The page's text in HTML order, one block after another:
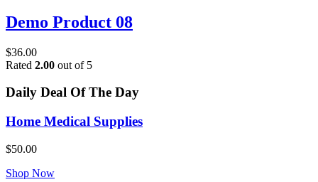
Demo Product 08
$36.00
Rated 2.00 out of 5
Daily Deal Of The Day
Home Medical Supplies
$50.00
Shop Now